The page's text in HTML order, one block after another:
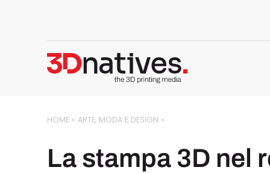
HOME »ARTE, MODA E DESIGN »
La stampa 3D nel